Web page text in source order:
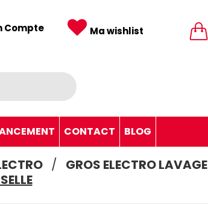
Compte Ma wishlist
CONTACT BLOG
GROS ELECTRO LAVAGE